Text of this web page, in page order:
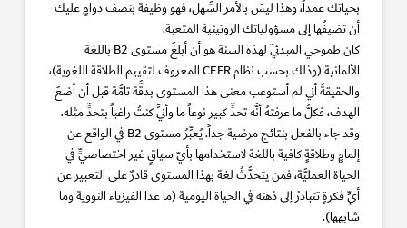
بحياتك عمداً، وهذا ليسَ بالأمر السَّهل، فهو وظيفة بنصف دوامٍ عليك
أن تضيفُها إلى مسؤولياتك الروتينية المتعبة.
كان طموحي المبدئيّ لهذه السنة هو أن أبلغَ مستوى B2 باللغة
الألمانية (وذلك بحسب نظام CEFR المعروف لتقييم الطلاقة اللغوية)،
والحقيقةُ أني لم أستوعب معنى هذا المستوى بدقَّة تامَّة قبل أن أضعَ
الهدف، فكلُّ ما عرفتهُ أنَّه تحدٍّ كبير نوعاً ما وأنِّي كنتُ راغباً بتحدٍّ مثله.
وقد جاء بالفعل بنتائج مرضية جداً. يُعبِّرُ مستوى B2 في الواقع عن
إلمامٍ وطلاقةٍ كافية باللغة لاستخدامها بأيّ سياقٍ غير اختصاصيٍّ في
الحياة العمليَّة، فمن يتحدَّثُ لغة بهذا المستوى قادرٌ على التعبير عن
أيِّ فكرةٍ تتبادرُ إلى ذهنه في الحياة اليومية (ما عدا الفيزياء النووية وما
شابهها).